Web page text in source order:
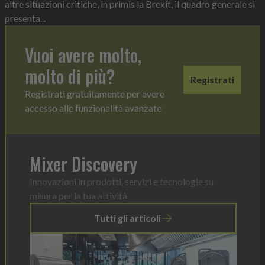
altre situazioni critiche, in primis la Brexit, il quadro generale si
presenta...
Vuoi avere molto,
molto di più?
Registrati gratuitamente per avere
accesso alle funzionalità avanzate
Registrati
Mixer Discovery
Innovazioni in prodotti, servizi e tecnologie su
misura per la tua attività
Tutti gli articoli